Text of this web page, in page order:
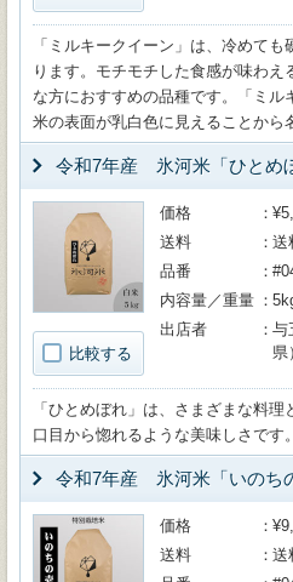
「ミルキークイーン」は、冷めて
ります。モチモチした食感が味わえ
な方におすすめの品種です。「ミル
米の表面が乳白色に見えることから
令和7年産 氷河米「ひとめ
比較する
価格
送料
送
品番
内容量／重量
出店者
与
県
「ひとめぼれ」は、さまざまな料
口目から惚れるような美味しさです。
令和7年産 氷河米「いのち
価格
送料
送